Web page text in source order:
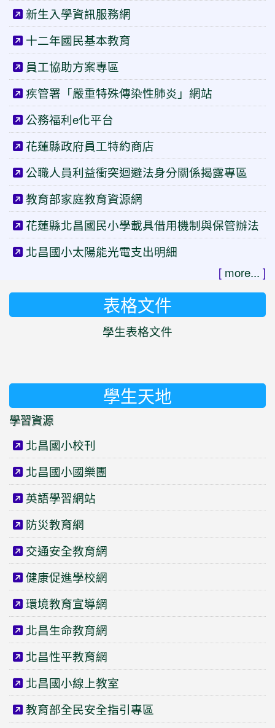
新生入學資訊服務網
十二年國民基本教育
員工協助方案專區
疾管署「嚴重特殊傳染性肺炎」網站
公務福利e化平台
花蓮縣政府員工特約商店
公職人員利益衝突迴避法身分關係揭露專區
教育部家庭教育資源網
花蓮縣北昌國民小學載具借用機制與保管辦法
北昌國小太陽能光電支出明細
[ more... ]
表格文件
學生表格文件
學生天地
學習資源
北昌國小校刊
北昌國小國樂團
英語學習網站
防災教育網
交通安全教育網
健康促進學校網
環境教育宣導網
北昌生命教育網
北昌性平教育網
北昌國小線上教室
教育部全民安全指引專區